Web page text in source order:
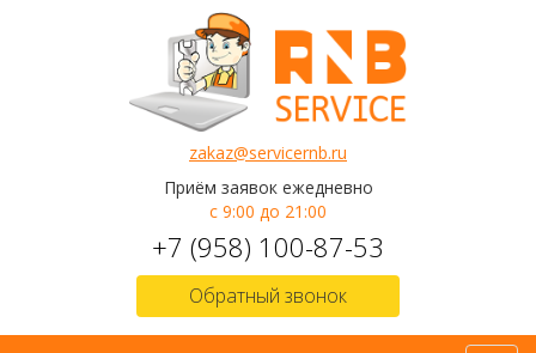
zakaz@servicernb.ru
Приём заявок ежедневно
с 9:00 до 21:00
+7 (958) 100-87-53
Обратный звонок